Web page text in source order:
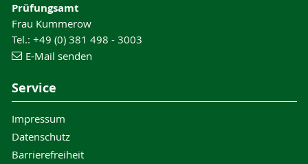
Prüfungsamt
Frau Kummerow
Tel.: +49 (0) 381 498 - 3003
E-Mail senden
Service
Impressum
Datenschutz
Barrierefreiheit